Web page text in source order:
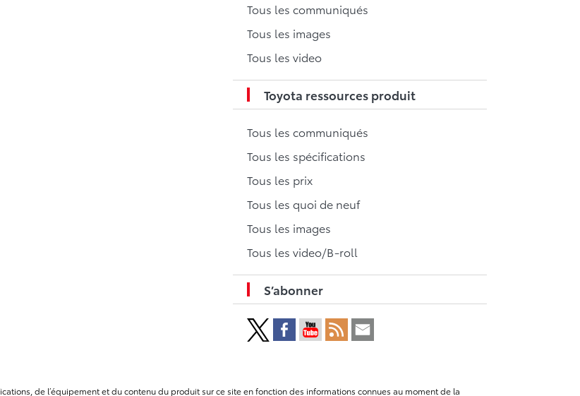
Tous les communiqués
Tous les images
Tous les video
Toyota ressources produit
Tous les communiqués
Tous les spécifications
Tous les prix
Tous les quoi de neuf
Tous les images
Tous les video/B-roll
S’abonner
de l’équipement et du contenu du produit sur ce site en fonction des informations connues au moment de la